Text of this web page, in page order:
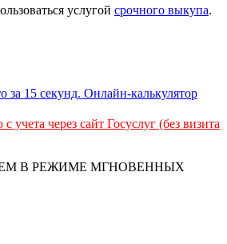
услугой срочного выкупа.
учета через сайт Госуслуг (без визита
В РЕЖИМЕ МГНОВЕННЫХ